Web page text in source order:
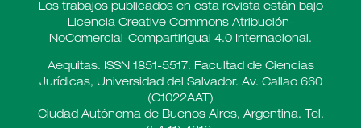
Los trabajos publicados en esta revista están bajo
Licencia Creative Commons Atribución-
NoComercial-CompartirIgual 4.0 Internacional .
Aequitas. ISSN 1851-5517. Facultad de Ciencias
Jurídicas, Universidad del Salvador. Av. Callao 660
(C1022AAT)
Ciudad Autónoma de Buenos Aires, Argentina. Tel.